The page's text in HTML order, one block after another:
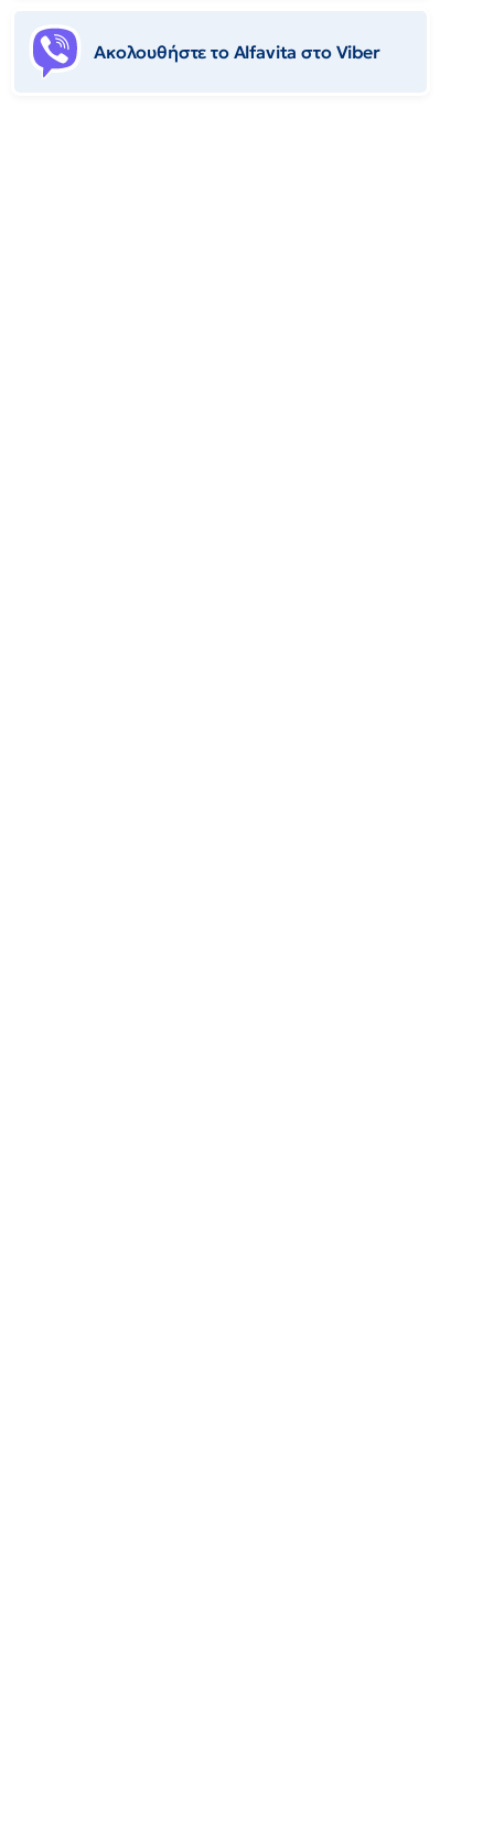
Ακολουθήστε το Αlfavita στο Viber